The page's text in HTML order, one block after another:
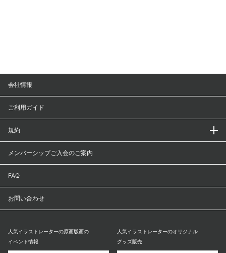
人気イラストレーターの原画版画の
イベント情報
人気イラストレーターのオリジナル
グッズ販売
会社情報
ご利用ガイド
規約
メンバーシップご入会のご案内
FAQ
お問い合わせ